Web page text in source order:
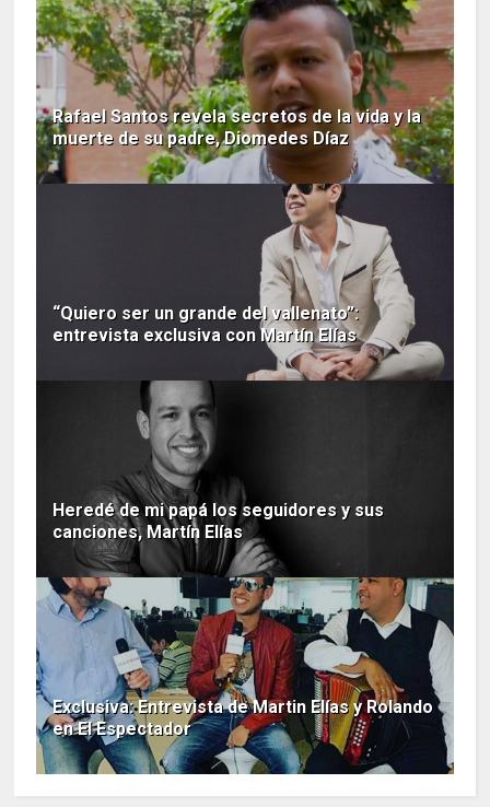
Rafael Santos revela secretos de la vida y la
muerte de su padre, Diomedes Díaz
“Quiero ser un grande del vallenato”:
entrevista exclusiva con Martín Elías
Heredé de mi papá los seguidores y sus
canciones, Martín Elías
Exclusiva: Entrevista de Martin Elías y Rolando
en El Espectador